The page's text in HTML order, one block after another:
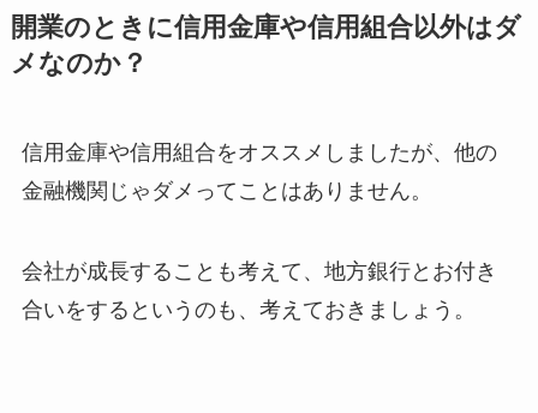
開業のときに信用金庫や信用組合以外はダ
メなのか？
信用金庫や信用組合をオススメしましたが、他の
金融機関じゃダメってことはありません。
会社が成長することも考えて、地方銀行とお付き
合いをするというのも、考えておきましょう。